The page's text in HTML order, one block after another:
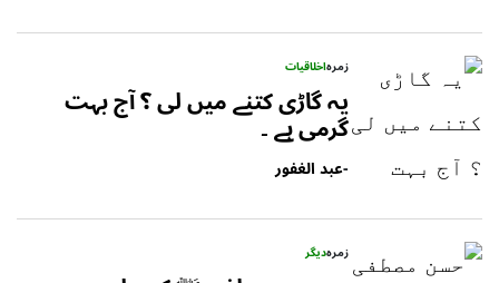
زمرہاخلاقیات
یہ گاڑی کتنے میں لی ؟ آج بہت
گرمی ہے ۔
-عبد الغفور
زمرہدیگر